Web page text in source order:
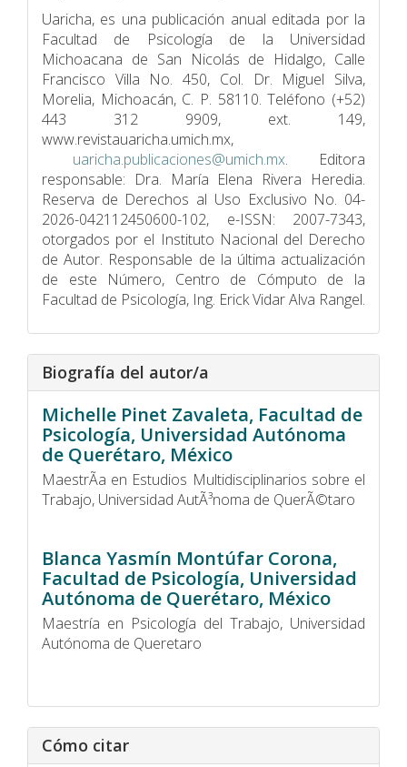
Uaricha, es una publicación anual editada por la
Facultad de Psicologí­a de la Universidad
Michoacana de San Nicolás de Hidalgo, Calle
Francisco Villa No. 450, Col. Dr. Miguel Silva,
Morelia, Michoacán, C. P. 58110. Teléfono (+52)
443 312 9909, ext. 149,
www.revistauaricha.umich.mx,
uaricha.publicaciones@umich.mx. Editora
responsable: Dra. María Elena Rivera Heredia.
Reserva de Derechos al Uso Exclusivo No. 04-
2026-042112450600-102, e-ISSN: 2007-7343,
otorgados por el Instituto Nacional del Derecho
de Autor. Responsable de la última actualización
de este Número, Centro de Cómputo de la
Facultad de Psicologí­a, Ing. Erick Vidar Alva Rangel.
Biografía del autor/a
Michelle Pinet Zavaleta, Facultad de
Psicología, Universidad Autónoma
de Querétaro, México
MaestrÃ­a en Estudios Multidisciplinarios sobre el
Trabajo, Universidad AutÃ³noma de QuerÃ©taro
Blanca Yasmín Montúfar Corona,
Facultad de Psicología, Universidad
Autónoma de Querétaro, México
Maestrí­a en Psicología del Trabajo, Universidad
Autónoma de Queretaro
Cómo citar